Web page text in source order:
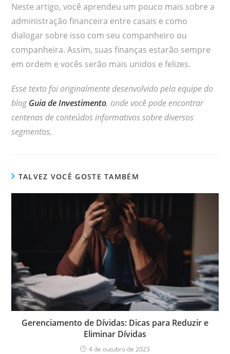
Neste artigo, você aprendeu um pouco mais sobre a
administração financeira entre casais e como
dialogar sobre isso com seu companheiro ou
companheira. Assim, suas finanças estarão sempre
em ordem e vocês serão mais unidos e felizes.
Esse texto foi originalmente desenvolvido pela equipe do
blogGuia de Investimento, onde você pode encontrar
centenas de conteúdos informativos sobre diversos
segmentos.
TALVEZ VOCÊ GOSTE TAMBÉM
Gerenciamento de Dívidas: Dicas para Reduzir e
Eliminar Dívidas
4 de outubro de 2023